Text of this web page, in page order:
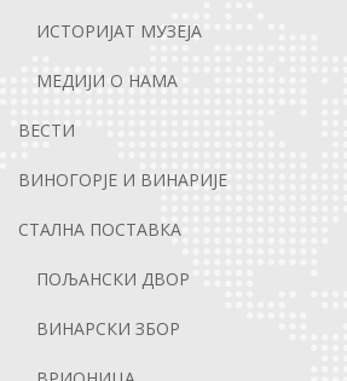
ИСТОРИЈАТ МУЗЕЈА
МЕДИЈИ О НАМА
ВЕСТИ
ВИНОГОРЈЕ И ВИНАРИЈЕ
СТАЛНА ПОСТАВКА
ПОЉАНСКИ ДВОР
ВИНАРСКИ ЗБОР